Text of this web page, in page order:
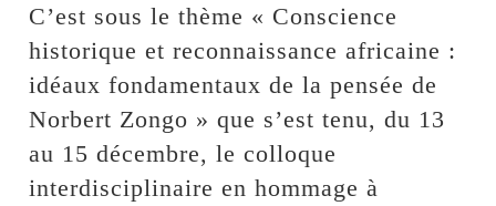
C’est sous le thème « Conscience
historique et reconnaissance africaine :
idéaux fondamentaux de la pensée de
Norbert Zongo » que s’est tenu, du 13
au 15 décembre, le colloque
interdisciplinaire en hommage à